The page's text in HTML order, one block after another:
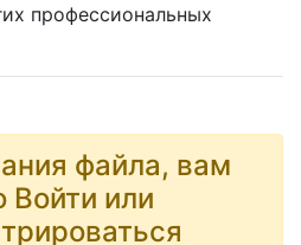
профессиональных
файла, вам
Войти или